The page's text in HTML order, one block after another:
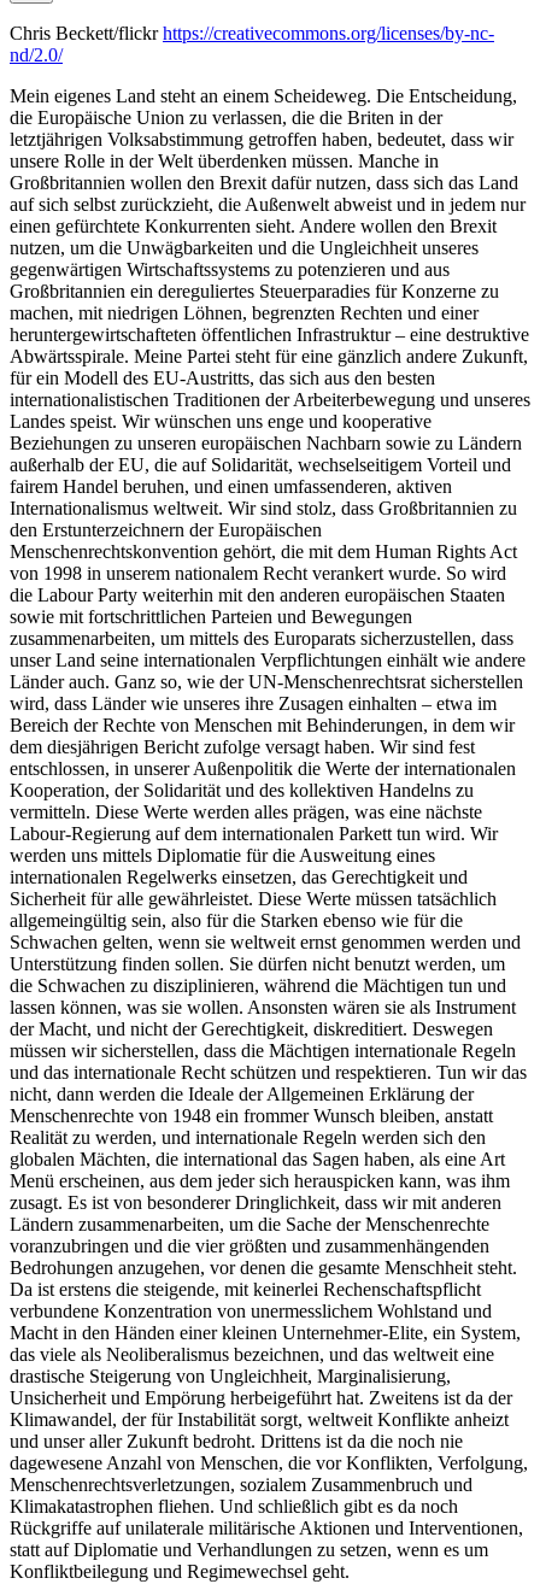
Chris Beckett/flickrhttps://creativecommons.org/licenses/by-nc-
nd/2.0/
Mein eigenes Land steht an einem Scheideweg. Die Entscheidung,
die Europäische Union zu verlassen, die die Briten in der
letztjährigen Volksabstimmung getroffen haben, bedeutet, dass wir
unsere Rolle in der Welt überdenken müssen. Manche in
Großbritannien wollen den Brexit dafür nutzen, dass sich das Land
auf sich selbst zurückzieht, die Außenwelt abweist und in jedem nur
einen gefürchtete Konkurrenten sieht. Andere wollen den Brexit
nutzen, um die Unwägbarkeiten und die Ungleichheit unseres
gegenwärtigen Wirtschaftssystems zu potenzieren und aus
Großbritannien ein dereguliertes Steuerparadies für Konzerne zu
machen, mit niedrigen Löhnen, begrenzten Rechten und einer
heruntergewirtschafteten öffentlichen Infrastruktur – eine destruktive
Abwärtsspirale. Meine Partei steht für eine gänzlich andere Zukunft,
für ein Modell des EU-Austritts, das sich aus den besten
internationalistischen Traditionen der Arbeiterbewegung und unseres
Landes speist. Wir wünschen uns enge und kooperative
Beziehungen zu unseren europäischen Nachbarn sowie zu Ländern
außerhalb der EU, die auf Solidarität, wechselseitigem Vorteil und
fairem Handel beruhen, und einen umfassenderen, aktiven
Internationalismus weltweit. Wir sind stolz, dass Großbritannien zu
den Erstunterzeichnern der Europäischen
Menschenrechtskonvention gehört, die mit dem Human Rights Act
von 1998 in unserem nationalem Recht verankert wurde. So wird
die Labour Party weiterhin mit den anderen europäischen Staaten
sowie mit fortschrittlichen Parteien und Bewegungen
zusammenarbeiten, um mittels des Europarats sicherzustellen, dass
unser Land seine internationalen Verpflichtungen einhält wie andere
Länder auch. Ganz so, wie der UN-Menschenrechtsrat sicherstellen
wird, dass Länder wie unseres ihre Zusagen einhalten – etwa im
Bereich der Rechte von Menschen mit Behinderungen, in dem wir
dem diesjährigen Bericht zufolge versagt haben. Wir sind fest
entschlossen, in unserer Außenpolitik die Werte der internationalen
Kooperation, der Solidarität und des kollektiven Handelns zu
vermitteln. Diese Werte werden alles prägen, was eine nächste
Labour-Regierung auf dem internationalen Parkett tun wird. Wir
werden uns mittels Diplomatie für die Ausweitung eines
internationalen Regelwerks einsetzen, das Gerechtigkeit und
Sicherheit für alle gewährleistet. Diese Werte müssen tatsächlich
allgemeingültig sein, also für die Starken ebenso wie für die
Schwachen gelten, wenn sie weltweit ernst genommen werden und
Unterstützung finden sollen. Sie dürfen nicht benutzt werden, um
die Schwachen zu disziplinieren, während die Mächtigen tun und
lassen können, was sie wollen. Ansonsten wären sie als Instrument
der Macht, und nicht der Gerechtigkeit, diskreditiert. Deswegen
müssen wir sicherstellen, dass die Mächtigen internationale Regeln
und das internationale Recht schützen und respektieren. Tun wir das
nicht, dann werden die Ideale der Allgemeinen Erklärung der
Menschenrechte von 1948 ein frommer Wunsch bleiben, anstatt
Realität zu werden, und internationale Regeln werden sich den
globalen Mächten, die international das Sagen haben, als eine Art
Menü erscheinen, aus dem jeder sich herauspicken kann, was ihm
zusagt. Es ist von besonderer Dringlichkeit, dass wir mit anderen
Ländern zusammenarbeiten, um die Sache der Menschenrechte
voranzubringen und die vier größten und zusammenhängenden
Bedrohungen anzugehen, vor denen die gesamte Menschheit steht.
Da ist erstens die steigende, mit keinerlei Rechenschaftspflicht
verbundene Konzentration von unermesslichem Wohlstand und
Macht in den Händen einer kleinen Unternehmer-Elite, ein System,
das viele als Neoliberalismus bezeichnen, und das weltweit eine
drastische Steigerung von Ungleichheit, Marginalisierung,
Unsicherheit und Empörung herbeigeführt hat. Zweitens ist da der
Klimawandel, der für Instabilität sorgt, weltweit Konflikte anheizt
und unser aller Zukunft bedroht. Drittens ist da die noch nie
dagewesene Anzahl von Menschen, die vor Konflikten, Verfolgung,
Menschenrechtsverletzungen, sozialem Zusammenbruch und
Klimakatastrophen fliehen. Und schließlich gibt es da noch
Rückgriffe auf unilaterale militärische Aktionen und Interventionen,
statt auf Diplomatie und Verhandlungen zu setzen, wenn es um
Konfliktbeilegung und Regimewechsel geht.